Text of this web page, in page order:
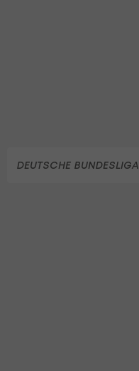
DEUTSCHE BUNDESLIGA